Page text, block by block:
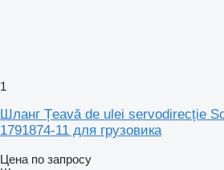
1
Шланг Țeavă de ulei servodirecție
1791874-11 для грузовика
Цена по запросу